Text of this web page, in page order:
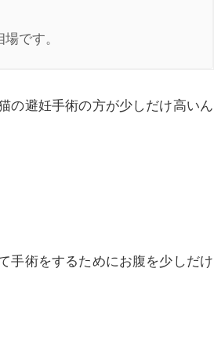
です。
の避妊手術の方が少しだけ高いん
手術をするためにお腹を少しだけ